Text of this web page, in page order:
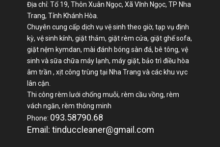
Địa chỉ: Tổ 19, Thôn Xuân Ngọc, Xã Vĩnh Ngọc, TP Nha
Trang, Tỉnh Khánh Hòa.
Chuyên cung cấp dịch vụ vệ sinh theo giờ, tạp vụ định
kỳ, vệ sinh kính, giặt thảm, giặt rèm cửa, giặt ghế sofa,
giặt nệm kymdan, mài đánh bóng sàn đá, bê tông, vệ
sinh và sữa chữa máy lạnh, máy giặt, bảo trì điều hòa
âm trần , xịt công trùng tại Nha Trang và các khu vực
lân cận.
Thi công rèm lưới chống muỗi, rèm cầu vồng, rèm
vách ngăn, rèm thông minh
Phone: 093.58790.68
Email: tinduccleaner@gmail.com